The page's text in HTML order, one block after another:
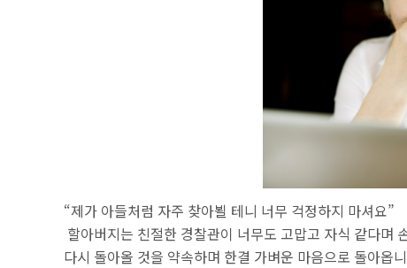
“제가 아들처럼 자주 찾아뵐 테니 너무 걱정하지 마셔요”
할아버지는 친절한 경찰관이 너무도 고맙고 자식 같다며
다시 돌아올 것을 약속하며 한결 가벼운 마음으로 돌아옵